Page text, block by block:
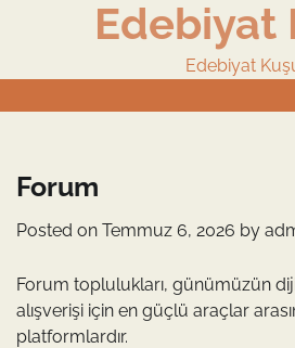
Edebiyat
Edebiyat
Forum
Posted on Temmuz 6, 2026 by
Forum toplulukları, günümüzün
alışverişi için en güçlü araçlar
platformlardır.